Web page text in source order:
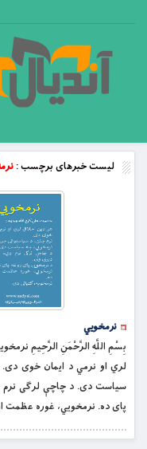
لیست خبرهای برچسب :
نرمخويي
بِسْمِ اللَّهِ الرَّحْمَنِ الرَّحِيمِ
لري او نرمي د ایمان خوی
سیاست دی. د چاچې لرګی نرم
پای ده. نرمخویي، غوره عظمت